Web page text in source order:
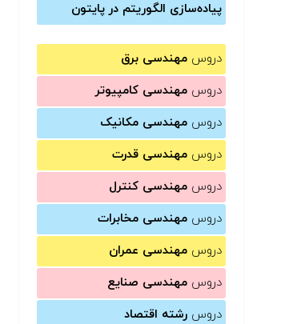
پیاده‌سازی الگوریتم در پایتون
دروس مهندسی برق
دروس مهندسی کامپیوتر
دروس مهندسی مکانیک
دروس مهندسی قدرت
دروس مهندسی کنترل
دروس مهندسی مخابرات
دروس مهندسی عمران
دروس مهندسی صنایع
دروس رشته اقتصاد